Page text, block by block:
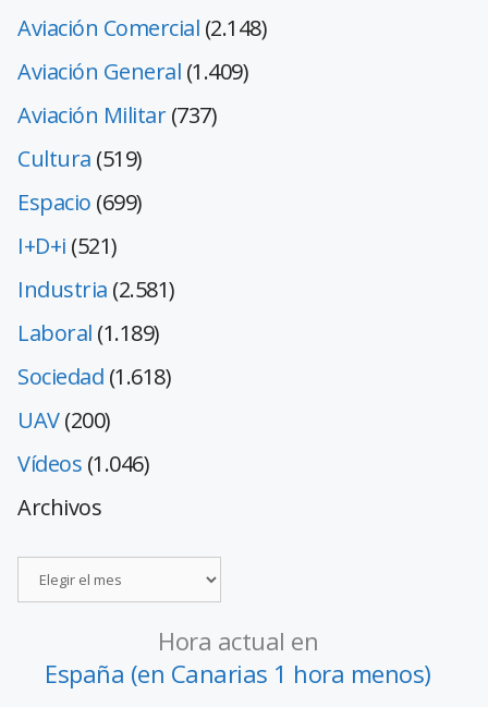
Aviación Comercial (2.148)
Aviación General (1.409)
Aviación Militar(737)
Cultura (519)
Espacio (699)
I+D+i (521)
Industria (2.581)
Laboral (1.189)
Sociedad (1.618)
UAV(200)
Vídeos (1.046)
Archivos
Hora actual en
España (en Canarias 1 hora menos)